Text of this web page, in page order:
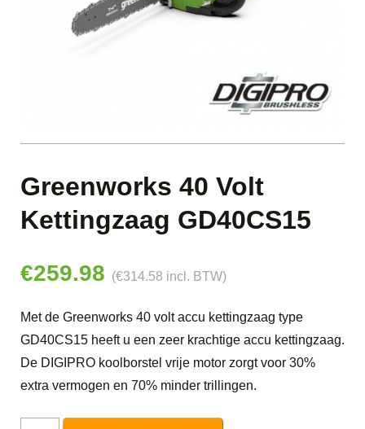
Greenworks 40 Volt
Kettingzaag GD40CS15
€259.98 (€314.58 incl. BTW)
Met de Greenworks 40 volt accu kettingzaag type
GD40CS15 heeft u een zeer krachtige accu kettingzaag.
De DIGIPRO koolborstel vrije motor zorgt voor 30%
extra vermogen en 70% minder trillingen.